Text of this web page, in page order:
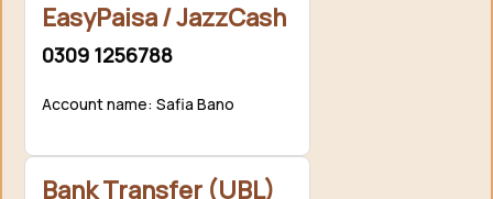
EasyPaisa / JazzCash
0309 1256788
Account name: Safia Bano
Bank Transfer (UBL)